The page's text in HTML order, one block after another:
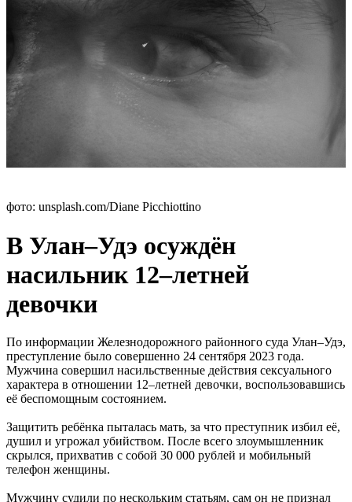
фото: unsplash.com/Diane Picchiottino
В Улан–Удэ осуждён
насильник 12–летней
девочки
По информации Железнодорожного районного суда Улан–Удэ,
преступление было совершенно 24 сентября 2023 года.
Мужчина совершил насильственные действия сексуального
характера в отношении 12–летней девочки, воспользовавшись
её беспомощным состоянием.
Защитить ребёнка пыталась мать, за что преступник избил её,
душил и угрожал убийством. После всего злоумышленник
скрылся, прихватив с собой 30 000 рублей и мобильный
телефон женщины.
Мужчину судили по нескольким статьям, сам он не признал